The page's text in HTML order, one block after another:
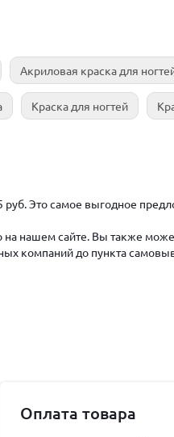
Акриловая краска для
Краска для ногтей
Это самое выгодное
на нашем сайте. Вы также
компаний до пункта
Оплата товара